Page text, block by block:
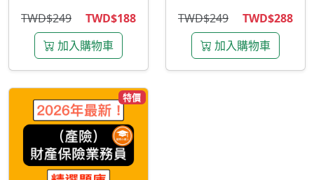
TWD$249
TWD$188
加入購物車
TWD$249
TWD$288
加入購物車
特價